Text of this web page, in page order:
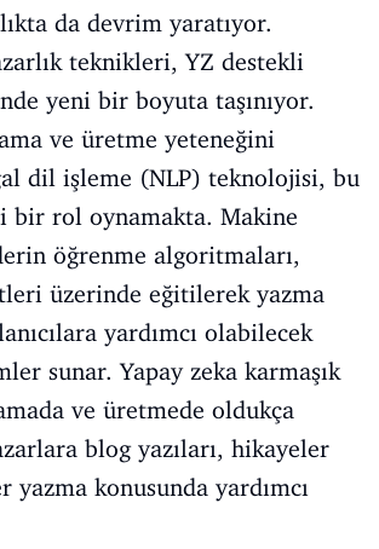
da devrim yaratıyor.
teknikleri, YZ destekli
yeni bir boyuta taşınıyor.
ve üretme yeteneğini
dil işleme (NLP) teknolojisi, bu
bir rol oynamakta. Makine
öğrenme algoritmaları,
üzerinde eğitilerek yazma
yardımcı olabilecek
sunar. Yapay zeka karmaşık
ve üretmede oldukça
blog yazıları, hikayeler
yazma konusunda yardımcı